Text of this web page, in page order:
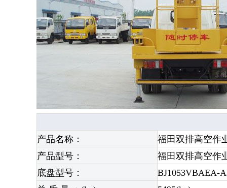
产品名称：
福田双排高空作
产品型号：
福田双排高空作
底盘型号：
BJ1053VBAEA-